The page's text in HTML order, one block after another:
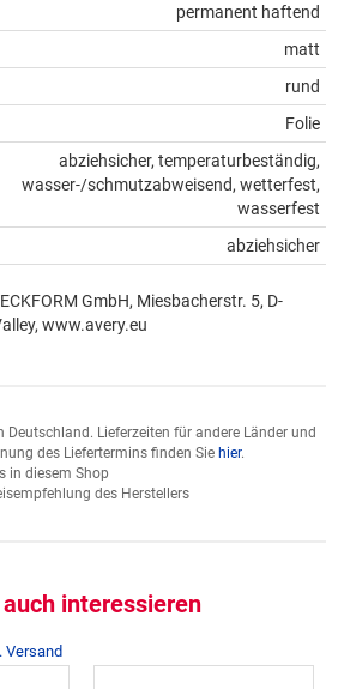
permanent haftend
matt
rund
Folie
abziehsicher, temperaturbeständig,
wasser-/schmutzabweisend, wetterfest,
wasserfest
abziehsicher
GmbH, Miesbacherstr. 5, D-
www.avery.eu
Deutschland. Lieferzeiten für andere Länder und
des Liefertermins finden Sie hier.
in diesem Shop
des Herstellers
interessieren
Versand